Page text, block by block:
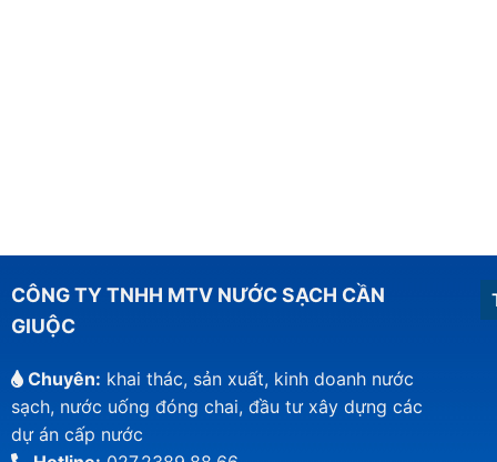
CÔNG TY TNHH MTV NƯỚC SẠCH CẦN
GIUỘC
Chuyên: khai thác, sản xuất, kinh doanh nước
sạch, nước uống đóng chai, đầu tư xây dựng các
dự án cấp nước